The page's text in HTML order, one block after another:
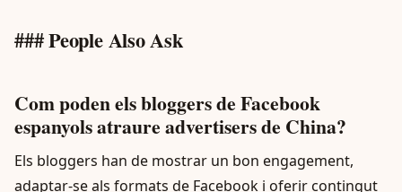
### People Also Ask
Com poden els bloggers de Facebook
espanyols atraure advertisers de China?
Els bloggers han de mostrar un bon engagement,
adaptar-se als formats de Facebook i oferir contingut